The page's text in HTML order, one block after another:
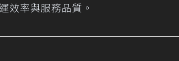
效率與服務品質。